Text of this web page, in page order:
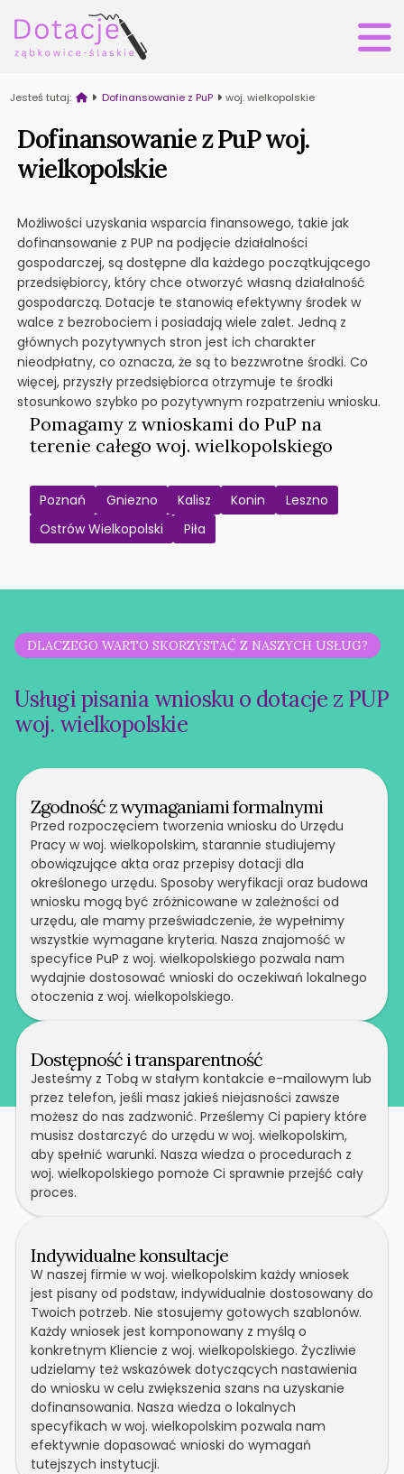
Jesteś tutaj: Dofinansowanie z PuP woj. wielkopolskie
Dofinansowanie z PuP woj.
wielkopolskie
Możliwości uzyskania wsparcia finansowego, takie jak
dofinansowanie z PUP na podjęcie działalności
gospodarczej, są dostępne dla każdego początkującego
przedsiębiorcy, który chce otworzyć własną działalność
gospodarczą. Dotacje te stanowią efektywny środek w
walce z bezrobociem i posiadają wiele zalet. Jedną z
głównych pozytywnych stron jest ich charakter
nieodpłatny, co oznacza, że są to bezzwrotne środki. Co
więcej, przyszły przedsiębiorca otrzymuje te środki
stosunkowo szybko po pozytywnym rozpatrzeniu wniosku.
Pomagamy z wnioskami do PuP na
terenie całego woj. wielkopolskiego
Poznań Gniezno Kalisz Konin
Leszno
Ostrów Wielkopolski
Piła
DLACZEGO WARTO SKORZYSTAĆ Z NASZYCH USŁUG?
Usługi pisania wniosku o dotacje z PUP
woj. wielkopolskie
Zgodność z wymaganiami formalnymi
Przed rozpoczęciem tworzenia wniosku do Urzędu
Pracy w woj. wielkopolskim, starannie studiujemy
obowiązujące akta oraz przepisy dotacji dla
określonego urzędu. Sposoby weryfikacji oraz budowa
wniosku mogą być zróżnicowane w zależności od
urzędu, ale mamy przeświadczenie, że wypełnimy
wszystkie wymagane kryteria. Nasza znajomość w
specyfice PuP z woj. wielkopolskiego pozwala nam
wydajnie dostosować wnioski do oczekiwań lokalnego
otoczenia z woj. wielkopolskiego.
Dostępność i transparentność
Jesteśmy z Tobą w stałym kontakcie e-mailowym lub
przez telefon, jeśli masz jakieś niejasności zawsze
możesz do nas zadzwonić. Prześlemy Ci papiery które
musisz dostarczyć do urzędu w woj. wielkopolskim,
aby spełnić warunki. Nasza wiedza o procedurach z
woj. wielkopolskiego pomoże Ci sprawnie przejść cały
proces.
Indywidualne konsultacje
W naszej firmie w woj. wielkopolskim każdy wniosek
jest pisany od podstaw, indywidualnie dostosowany do
Twoich potrzeb. Nie stosujemy gotowych szablonów.
Każdy wniosek jest komponowany z myślą o
konkretnym Kliencie z woj. wielkopolskiego. Życzliwie
udzielamy też wskazówek dotyczących nastawienia
do wniosku w celu zwiększenia szans na uzyskanie
dofinansowania. Nasza wiedza o lokalnych
specyfikach w woj. wielkopolskim pozwala nam
efektywnie dopasować wnioski do wymagań
tutejszych instytucji.